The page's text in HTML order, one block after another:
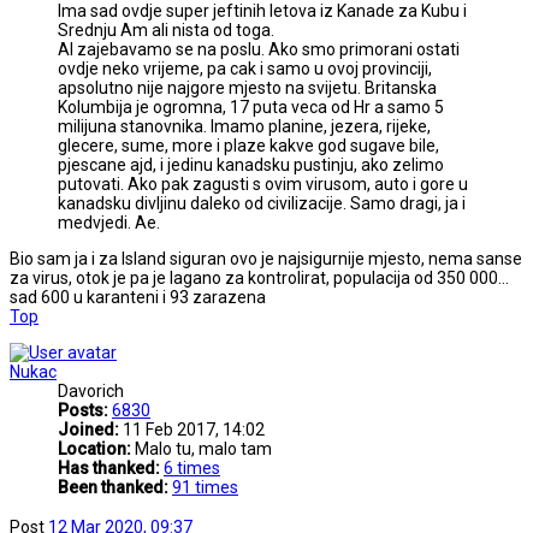
Ima sad ovdje super jeftinih letova iz Kanade za Kubu i
Srednju Am ali nista od toga.
Al zajebavamo se na poslu. Ako smo primorani ostati
ovdje neko vrijeme, pa cak i samo u ovoj provinciji,
apsolutno nije najgore mjesto na svijetu. Britanska
Kolumbija je ogromna, 17 puta veca od Hr a samo 5
milijuna stanovnika. Imamo planine, jezera, rijeke,
glecere, sume, more i plaze kakve god sugave bile,
pjescane ajd, i jedinu kanadsku pustinju, ako zelimo
putovati. Ako pak zagusti s ovim virusom, auto i gore u
kanadsku divljinu daleko od civilizacije. Samo dragi, ja i
medvjedi. Ae.
Bio sam ja i za Island siguran ovo je najsigurnije mjesto, nema sanse
za virus, otok je pa je lagano za kontrolirat, populacija od 350 000...
sad 600 u karanteni i 93 zarazena
Top
Nukac
Davorich
Posts:6830
Joined: 11 Feb 2017, 14:02
Location: Malo tu, malo tam
Has thanked:6 times
Been thanked:91 times
Post 12 Mar 2020, 09:37